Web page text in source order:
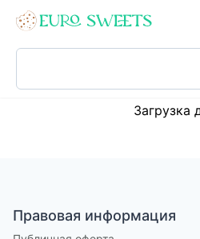
Загрузка
Правовая информация